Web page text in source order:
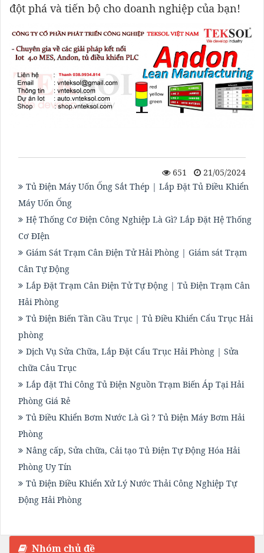
đột phá và tiến bộ cho doanh nghiệp của bạn!
651
21/05/2024
Tủ Điện Máy Uốn Ống Sắt Thép | Lắp Đặt Tủ Điều Khiển
Máy Uốn Ống
Hệ Thống Cơ Điện Công Nghiệp Là Gì? Lắp Đặt Hệ Thống
Cơ ĐIện
Giám Sát Trạm Cân Điện Tử Hải Phòng | Giám sát Trạm
Cân Tự Động
Lắp Đặt Trạm Cân Điện Tử Tự Động | Tủ Điện Trạm Cân
Hải Phòng
Tủ Điện Biến Tần Cầu Trục | Tủ Điều Khiển Cẩu Trục Hải
phòng
Dịch Vụ Sửa Chữa, Lắp Đặt Cẩu Trục Hải Phòng | Sửa
chữa Cảu Trục
Lắp đặt Thi Công Tủ Điện Nguồn Trạm Biến Áp Tại Hải
Phòng Giá Rẻ
Tủ Điều Khiển Bơm Nước Là Gì ? Tủ Điện Máy Bơm Hải
Phòng
Nâng cấp, Sửa chữa, Cải tạo Tủ Điện Tự Động Hóa Hải
Phòng Uy Tín
Tủ Điện Điều Khiển Xử Lý Nước Thải Công Nghiệp Tự
Động Hải Phòng
Nhóm chủ đề